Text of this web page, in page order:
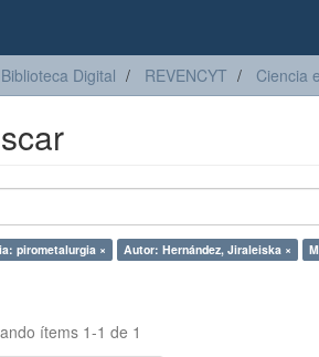
Biblioteca Digital REVENCYT Ciencia
pirometalurgia × Autor: Hernández, Jiraleiska ×
ítems 1-1 de 1